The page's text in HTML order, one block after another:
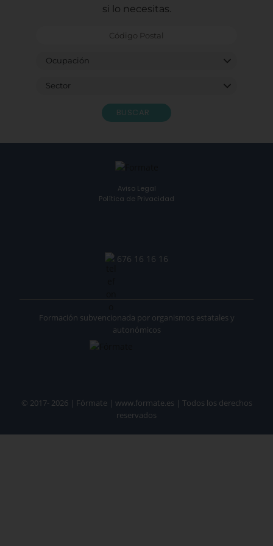
si lo necesitas.
BUSCAR
Aviso Legal
Política de Privacidad
676 16 16 16
© 2017- 2026 | Fórmate | www.formate.es | Todos los derechos
reservados
Formación subvencionada por organismos estatales y
autonómicos